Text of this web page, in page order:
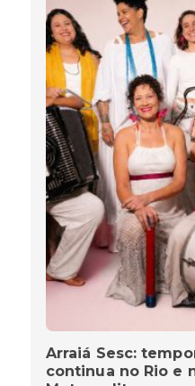
Arraiá Sesc:
continua no Rio e